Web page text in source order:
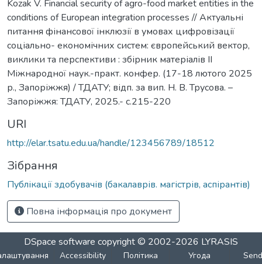
Kozak V. Financial security of agro-food market entities in the
conditions of European integration processes // Актуальні
питання фінансової інклюзії в умовах цифровізації
соціально- економічних систем: європейський вектор,
виклики та перспективи : збірник матеріалів ІІ
Міжнародної наук.-практ. конфер. (17-18 лютого 2025
р., Запоріжжя) / ТДАТУ; відп. за вип. Н. В. Трусова. –
Запоріжжя: ТДАТУ, 2025.- с.215-220
URI
http://elar.tsatu.edu.ua/handle/123456789/18512
Зібрання
Публікації здобувачів (бакалаврів. магістрів, аспірантів)
Повна інформація про документ
DSpace software copyright © 2002-2026 LYRASIS
Accessibility
Політика
Угода
Send